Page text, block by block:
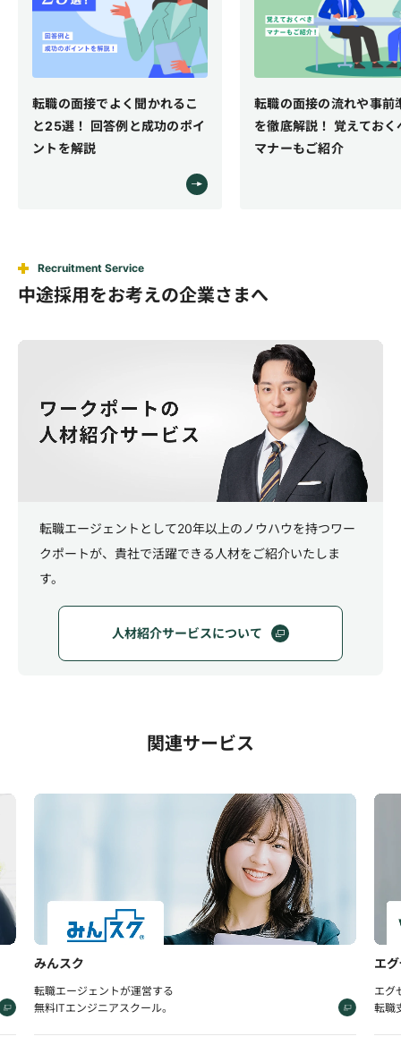
れるこ
功のポイ
転職の面接の流れや事前準備
を徹底解説！ 覚えておくべき
転職エージ
やメリット
コツまでわ
Recruitment Service
中途採用をお考えの企業さまへ
転職エージェントとして20年以上のノウハウを持つワー
クポートが、 貴社で活躍できる人材をご紹介いたしま
す。
人材紹介サービスについて
関連サービス
みんスク
転職エージェントが運営する
無料ITエンジニアスクール。
エグ
エグゼ
転職支